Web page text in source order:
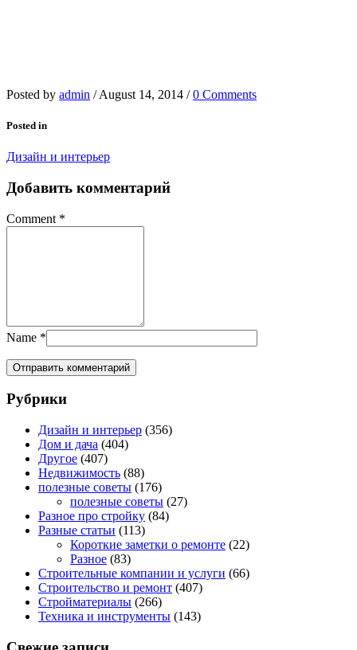
Posted by admin / August 14, 2014 / 0 Comments
Posted in
Дизайн и интерьер
Добавить комментарий
Comment *
Name *
Рубрики
Дизайн и интерьер (356)
Дом и дача (404)
Другое (407)
Недвижимость (88)
полезные советы (176)
полезные советы (27)
Разное про стройку (84)
Разные статьи (113)
Короткие заметки о ремонте (22)
Разное (83)
Строительные компании и услуги (66)
Строительство и ремонт (407)
Стройматериалы (266)
Техника и инструменты (143)